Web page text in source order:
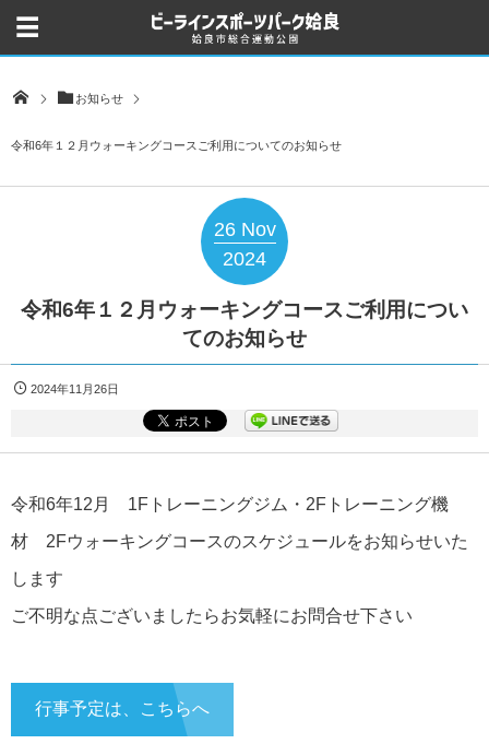
お知らせ
令和6年１２月ウォーキングコースご利用についてのお知らせ
26 Nov
2024
令和6年１２月ウォーキングコースご利用につい
てのお知らせ
2024年11月26日
令和6年12月 1Fトレーニングジム・2Fトレーニング機
材 2Fウォーキングコースのスケジュールをお知らせいた
します
ご不明な点ございましたらお気軽にお問合せ下さい
行事予定は、こちらへ